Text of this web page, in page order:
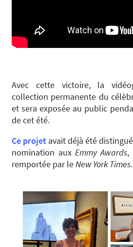
Avec cette victoire, la
collection permanente du
et sera exposée au public
de cet été.
Ce projet avait déjà été
nomination auxEmmy Awards,
remportée par leNew York Times.